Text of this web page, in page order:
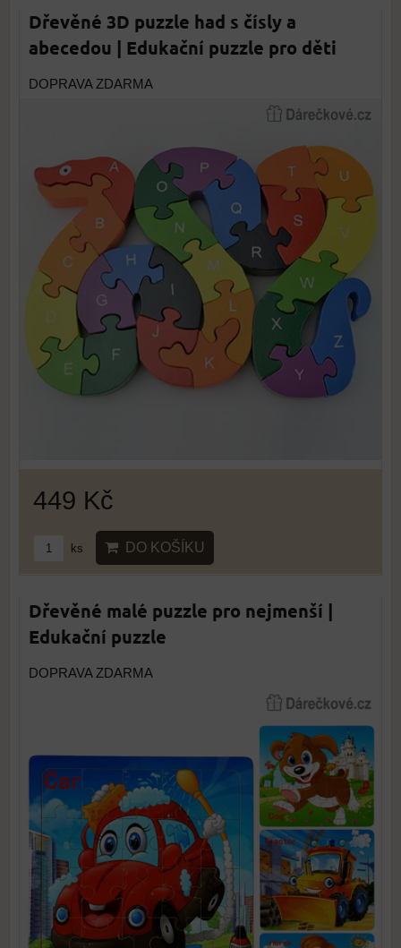
Dřevěné 3D puzzle had s čísly a
abecedou | Edukační puzzle pro děti
DOPRAVA ZDARMA
449 Kč
ks DO KOŠÍKU
Dřevěné malé puzzle pro nejmenší |
Edukační puzzle
DOPRAVA ZDARMA